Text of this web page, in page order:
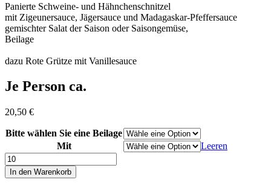
Panierte Schweine- und Hähnchenschnitzel
mit Zigeunersauce, Jägersauce und Madagaskar-Pfeffersauce
gemischter Salat der Saison oder Saisongemüse,
Beilage
dazu Rote Grütze mit Vanillesauce
Je Person ca.
20,50 €
Bitte wählen Sie eine Beilage
Mit
Leeren
Schnitzel
Buffet
mit
In den Warenkorb